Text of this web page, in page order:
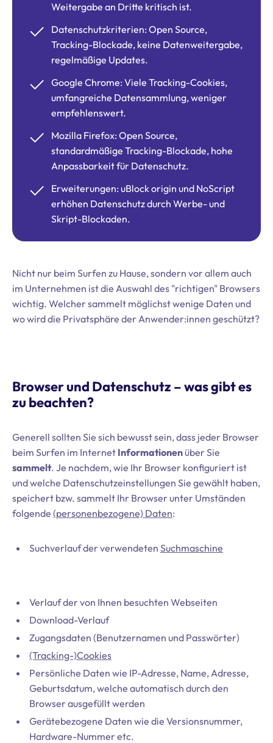
Weitergabe an Dritte kritisch ist.
Datenschutzkriterien: Open Source,
Tracking-Blockade, keine Datenweitergabe,
regelmäßige Updates.
Google Chrome: Viele Tracking-Cookies,
umfangreiche Datensammlung, weniger
empfehlenswert.
Mozilla Firefox: Open Source,
standardmäßige Tracking-Blockade, hohe
Anpassbarkeit für Datenschutz.
Erweiterungen: uBlock origin und NoScript
erhöhen Datenschutz durch Werbe- und
Skript-Blockaden.
Nicht nur beim Surfen zu Hause, sondern vor allem auch
im Unternehmen ist die Auswahl des "richtigen" Browsers
wichtig. Welcher sammelt möglichst wenige Daten und
wo wird die Privatsphäre der Anwender:innen geschützt?
Browser und Datenschutz – was gibt es
zu beachten?
Generell sollten Sie sich bewusst sein, dass jeder Browser
beim Surfen im Internet Informationenüber Sie
sammelt. Je nachdem, wie Ihr Browser konfiguriert ist
und welche Datenschutzeinstellungen Sie gewählt haben,
speichert bzw. sammelt Ihr Browser unter Umständen
folgende (personenbezogene) Daten:
Suchverlauf der verwendeten Suchmaschine
Verlauf der von Ihnen besuchten Webseiten
Download-Verlauf
Zugangsdaten (Benutzernamen und Passwörter)
(Tracking-)Cookies
Persönliche Daten wie IP-Adresse, Name, Adresse,
Geburtsdatum, welche automatisch durch den
Browser ausgefüllt werden
Gerätebezogene Daten wie die Versionsnummer,
Hardware-Nummer etc.